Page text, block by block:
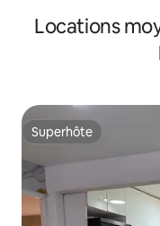
Locations
Superhôte
Superhôte